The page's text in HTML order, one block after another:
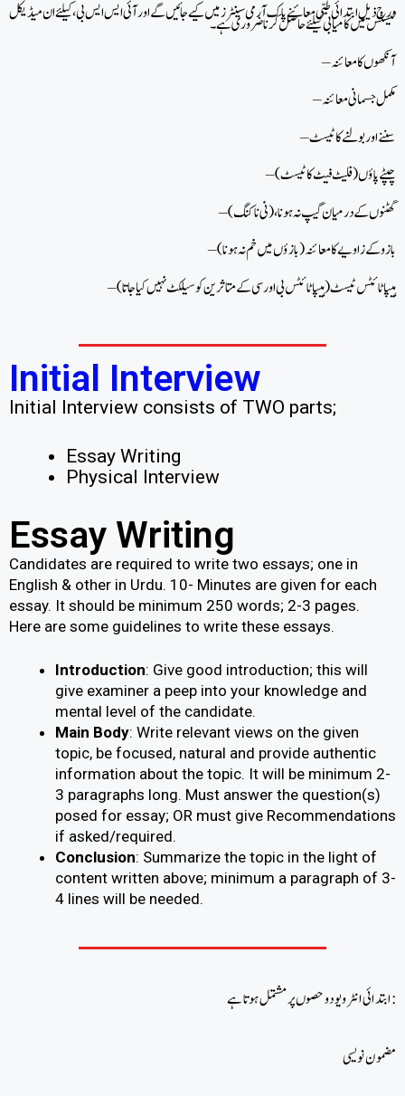
درج ذیل ابتدائی طبی معائنے پاک آرمی سینٹرز میں کیے جائیں گے اور آئی ایس ایس بی،کیلئے ان میڈیکل
ٹیسٹس میں کامیابی کیلئے حاصل کرنا ضروری ہے۔
– چپٹے پاؤں (فلیٹ فیٹ کا ٹیسٹ)
– بازو کے زاویے کا معائنہ (بازؤں میں خم نہ ہونا)
– ہیپاٹائٹس ٹیسٹ (ہیپاٹائٹس بی اور سی کے متاثرین کو سیلکٹ نہیں کیا جاتا)
Initial Interview
Initial Interview consists of TWO parts;
Essay Writing
Physical Interview
Essay Writing
Candidates are required to write two essays; one in
English & other in Urdu. 10- Minutes are given for each
essay. It should be minimum 250 words; 2-3 pages.
Here are some guidelines to write these essays.
Introduction: Give good introduction; this will
give examiner a peep into your knowledge and
mental level of the candidate.
Main Body: Write relevant views on the given
topic, be focused, natural and provide authentic
information about the topic. It will be minimum 2-
3 paragraphs long. Must answer the question(s)
posed for essay; OR must give Recommendations
if asked/required.
Conclusion: Summarize the topic in the light of
content written above; minimum a paragraph of 3-
4 lines will be needed.
ابتدائی انٹرویو دو حصوں پر مشتمل ہوتا ہے:
مضمون نویسی